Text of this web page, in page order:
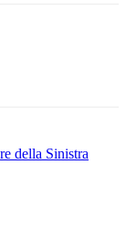
della Sinistra